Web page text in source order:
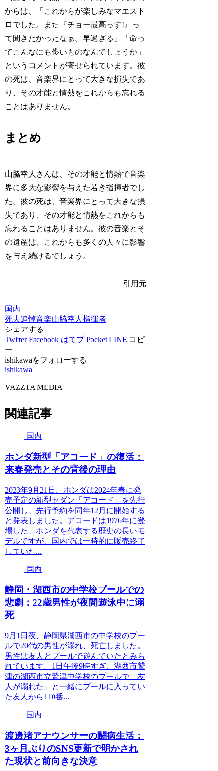
からは、「これからが楽しみなマエスト
ロでした。また『チョー最高っす!』っ
て聞きたかったなぁ。早過ぎる」「命っ
てこんなにも儚いものなんでしょうか」
というコメントが寄せられています。彼
の死は、音楽界にとって大きな損失であ
り、その才能と情熱をこれからも忘れる
ことはありません。
まとめ
山脇幸人さんは、その才能と情熱で音楽
界に多大な影響を与えた若き指揮者でし
た。彼の死は、音楽界にとって大きな損
失であり、その才能と情熱をこれからも
忘れることはありません。彼の音楽とそ
の遺産は、これからも多くの人々に影響
を与え続けるでしょう。
引用元
国内
死去追悼音楽山脇幸人指揮者
シェアする
Twitter Facebook はてブ Pocket LINE コピ
ー
ishikawaをフォローする
ishikawa
VAZZTA MEDIA
関連記事
国内
ホンダ新型「アコード」の復活：
来春発売とその背後の理由
2023年9月21日、ホンダは2024年春に発
売予定の新型セダン「アコード」を先行
公開し、先行予約を同年12月に開始する
と発表しました。アコードは1976年に登
場した、ホンダを代表する歴史の長いモ
デルですが、国内では一時的に販売終了
していた...
国内
静岡・湖西市の中学校プールでの
悲劇：22歳男性が夜間遊泳中に溺
死
9月1日夜、静岡県湖西市の中学校のプー
ルで20代の男性が溺れ、死亡しました。
男性は友人とプールで遊んでいたとみら
れています。1日午後9時すぎ、湖西市鷲
津の湖西市立鷲津中学校のプールで「友
人が溺れた」と一緒にプールに入ってい
た友人から110番...
国内
渡邊渚アナウンサーの闘病生活：
3ヶ月ぶりのSNS更新で明かされ
た現状と前向きな決意